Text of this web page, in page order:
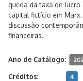
queda da taxa de lucro
capital fictício em
discussão
financeiras.
Ano de Catálogo:
Créditos: 4